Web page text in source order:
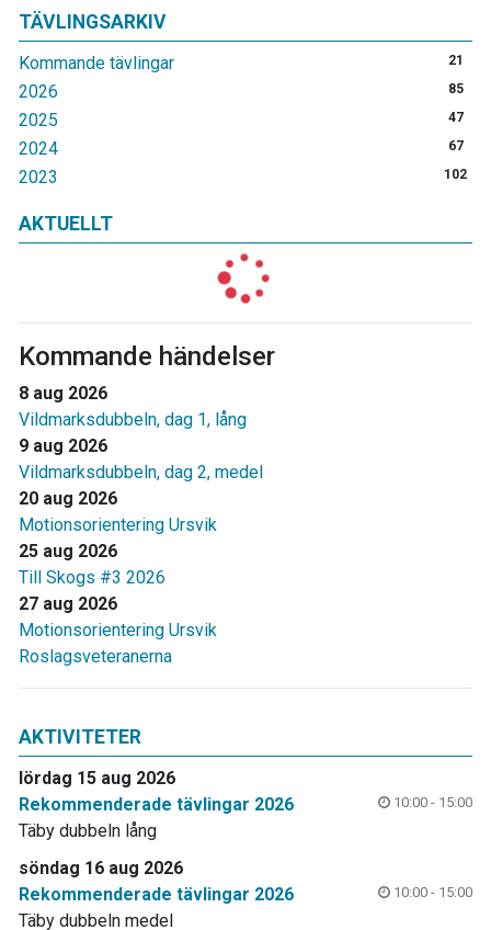
TÄVLINGSARKIV
Kommande tävlingar 21
2026 85
2025 47
2024 67
2023 102
AKTUELLT
Kommande händelser
8 aug 2026
Vildmarksdubbeln, dag 1, lång
9 aug 2026
Vildmarksdubbeln, dag 2, medel
20 aug 2026
Motionsorientering Ursvik
25 aug 2026
Till Skogs #3 2026
27 aug 2026
Motionsorientering Ursvik
Roslagsveteranerna
AKTIVITETER
lördag 15 aug 2026
Rekommenderade tävlingar 2026
10:00 - 15:00
Täby dubbeln lång
söndag 16 aug 2026
Rekommenderade tävlingar 2026
10:00 - 15:00
Täby dubbeln medel